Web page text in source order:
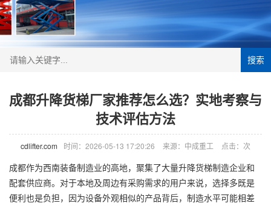
搜索
成都升降货梯厂家推荐怎么选？实地考察与
技术评估方法
cdlifter.com 时间：2026-05-13 17:20:26 来源：中成重工 点击： 次
成都作为西南装备制造业的高地，聚集了大量升降货梯制造企业和
配套供应商。对于本地及周边有采购需求的用户来说，选择多既是
便利也是负担，因为设备外观相似的产品背后，制造水平可能相差